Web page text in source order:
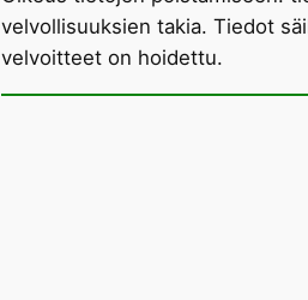
velvollisuuksien takia. Tiedot
velvoitteet on hoidettu.